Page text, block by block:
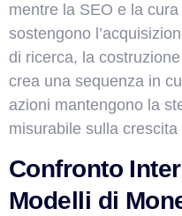
mentre la SEO e la
sostengono
di ricerca, la
crea una sequenza in
azioni mantengono la
misurabile sulla
Confronto
Modelli di